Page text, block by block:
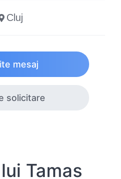
Cluj
mesaj
solicitare
Tamas